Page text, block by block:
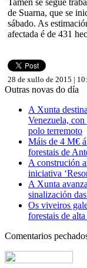
de Suarna, que se
sábado. As
afectada é de 431
28 de xullo de 2015 |
Outras novas do día
A Xunta
Venezuela, con
polo terremoto
Máis de 4 M€
forestais de
A construción
iniciativa
A Xunta
sinalización
Os viveiros
forestais de
Comentarios